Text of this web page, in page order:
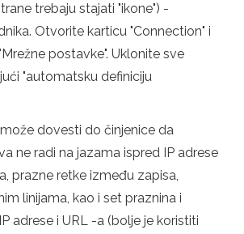
trebaju stajati "ikone") -
Otvorite karticu "Connection" i
postavke". Uklonite sve
"automatsku definiciju
dovesti do činjenice da
ne radi na jazama ispred IP adrese
prazne retke između zapisa,
linijama, kao i set praznina i
adrese i URL -a (bolje je koristiti